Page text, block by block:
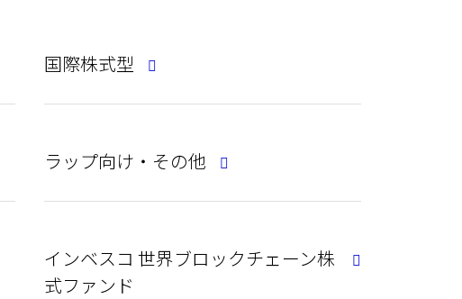
国際株式型
ラップ向け・その他
インベスコ 世界ブロックチェーン株
式ファンド